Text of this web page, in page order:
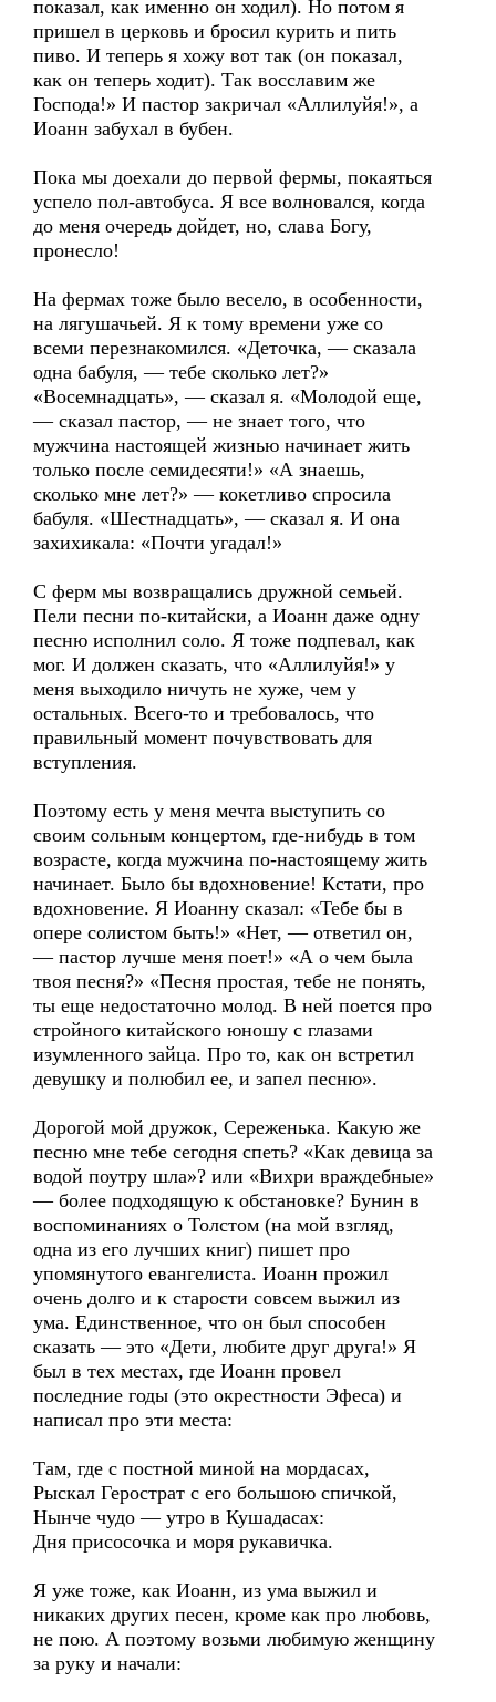
показал, как именно он ходил). Но потом я
пришел в церковь и бросил курить и пить
пиво. И теперь я хожу вот так (он показал,
как он теперь ходит). Так восславим же
Господа!» И пастор закричал «Аллилуйя!», а
Иоанн забухал в бубен.
Пока мы доехали до первой фермы, покаяться
успело пол-автобуса. Я все волновался, когда
до меня очередь дойдет, но, слава Богу,
пронесло!
На фермах тоже было весело, в особенности,
на лягушачьей. Я к тому времени уже со
всеми перезнакомился. «Деточка, — сказала
одна бабуля, — тебе сколько лет?»
«Восемнадцать», — сказал я. «Молодой еще,
— сказал пастор, — не знает того, что
мужчина настоящей жизнью начинает жить
только после семидесяти!» «А знаешь,
сколько мне лет?» — кокетливо спросила
бабуля. «Шестнадцать», — сказал я. И она
захихикала: «Почти угадал!»
С ферм мы возвращались дружной семьей.
Пели песни по-китайски, а Иоанн даже одну
песню исполнил соло. Я тоже подпевал, как
мог. И должен сказать, что «Аллилуйя!» у
меня выходило ничуть не хуже, чем у
остальных. Всего-то и требовалось, что
правильный момент почувствовать для
вступления.
Поэтому есть у меня мечта выступить со
своим сольным концертом, где-нибудь в том
возрасте, когда мужчина по-настоящему жить
начинает. Было бы вдохновение! Кстати, про
вдохновение. Я Иоанну сказал: «Тебе бы в
опере солистом быть!» «Нет, — ответил он,
— пастор лучше меня поет!» «А о чем была
твоя песня?» «Песня простая, тебе не понять,
ты еще недостаточно молод. В ней поется про
стройного китайского юношу с глазами
изумленного зайца. Про то, как он встретил
девушку и полюбил ее, и запел песню».
Дорогой мой дружок, Сереженька. Какую же
песню мне тебе сегодня спеть? «Как девица за
водой поутру шла»? или «Вихри враждебные»
— более подходящую к обстановке? Бунин в
воспоминаниях о Толстом (на мой взгляд,
одна из его лучших книг) пишет про
упомянутого евангелиста. Иоанн прожил
очень долго и к старости совсем выжил из
ума. Единственное, что он был способен
сказать — это «Дети, любите друг друга!» Я
был в тех местах, где Иоанн провел
последние годы (это окрестности Эфеса) и
написал про эти места:
Там, где с постной миной на мордасах,
Рыскал Герострат с его большою спичкой,
Нынче чудо — утро в Кушадасах:
Дня присосочка и моря рукавичка.
Я уже тоже, как Иоанн, из ума выжил и
никаких других песен, кроме как про любовь,
не пою. А поэтому возьми любимую женщину
за руку и начали: